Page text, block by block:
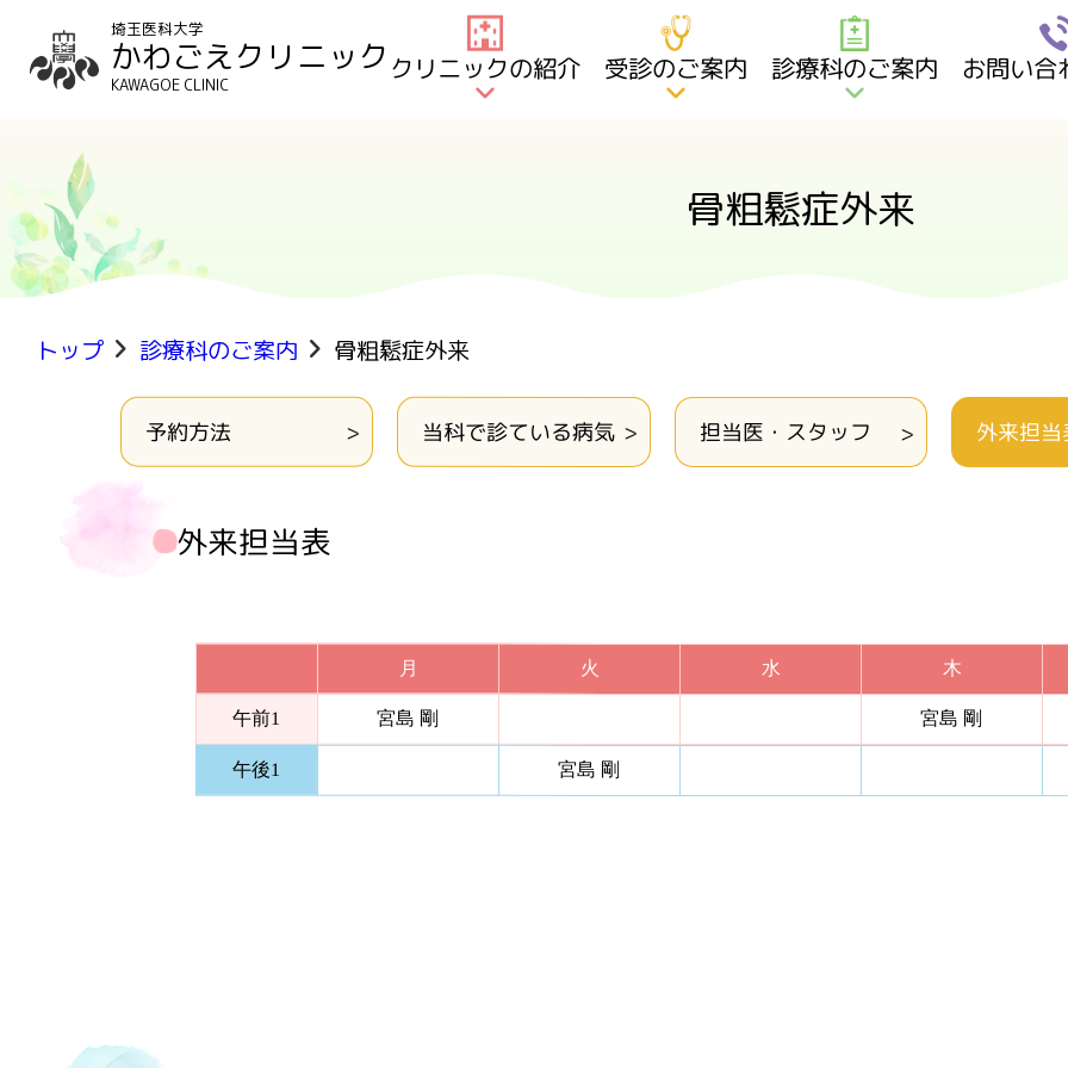
埼玉医科大学
かわごえクリニック
KAWAGOE CLINIC クリニックの紹介 受診のご案内 診療科のご案内 お問い合
骨粗鬆症外来
トップ 診療科のご案内 骨粗鬆症外来
予約方法 当科で診ている病気 担当医・スタッフ 外来担当
外来担当表